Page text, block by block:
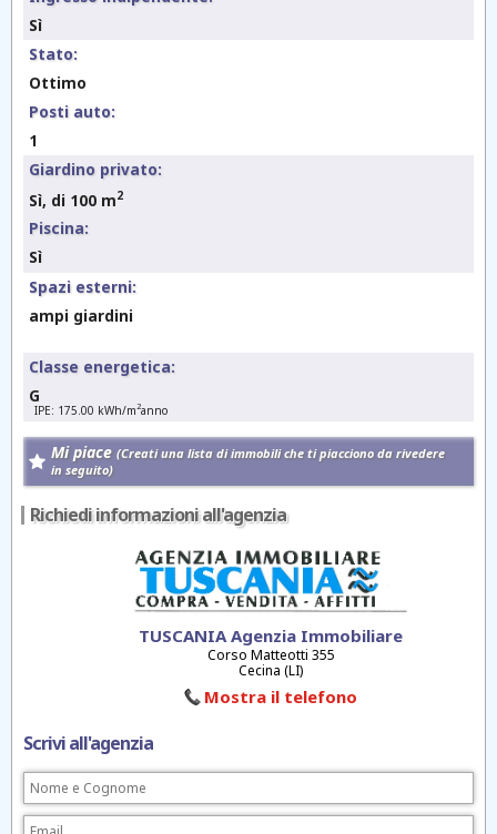
Sì
Stato:
Ottimo
Posti auto:
1
Giardino privato:
Sì, di 100 m2
Piscina:
Sì
Spazi esterni:
ampi giardini
Classe energetica:
G
IPE: 175.00 kWh/m2anno
Mi piace (Creati una lista di immobili che ti piacciono da rivedere
in seguito)
Richiedi informazioni all'agenzia
TUSCANIA Agenzia Immobiliare
Corso Matteotti 355
Cecina (LI)
Mostra il telefono
Scrivi all'agenzia